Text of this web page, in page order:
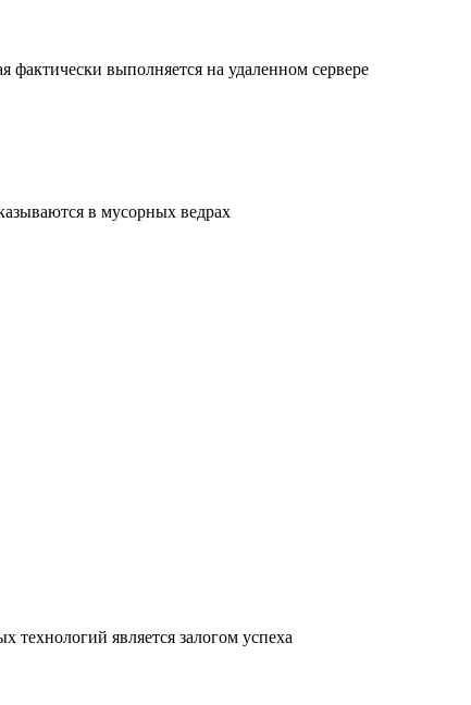
фактически выполняется на удаленном сервере
в мусорных ведрах
является залогом успеха